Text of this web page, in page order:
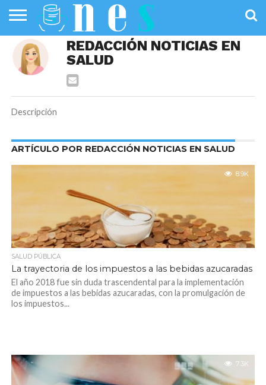
SALUD
PÚBLICA
SANIDAD
INVESTIGACIÓN
ENTREVISTAS
PROFESIONALES
DE LA SALUD
INFOGRAFÍAS
DE SALUD
OPINIÓN
REDACCIÓN NOTICIAS EN
SALUD
Descripción
ARTÍCULO POR REDACCIÓN NOTICIAS EN SALUD
8.9K
SALUD PÚBLICA
La trayectoria de los impuestos a las bebidas azucaradas
El año 2018 fue sin duda trascendental para la implementación
de impuestos a las bebidas azucaradas, con la promulgación de
los impuestos...
7.3K